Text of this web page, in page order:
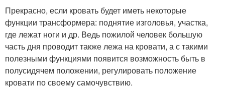
Прекрасно, если кровать будет иметь некоторые
функции трансформера: поднятие изголовья, участка,
где лежат ноги и др. Ведь пожилой человек большую
часть дня проводит также лежа на кровати, а с такими
полезными функциями появится возможность быть в
полусидячем положении, регулировать положение
кровати по своему самочувствию.